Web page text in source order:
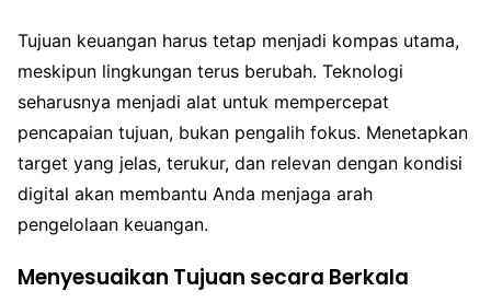
Tujuan keuangan harus tetap menjadi kompas utama,
meskipun lingkungan terus berubah. Teknologi
seharusnya menjadi alat untuk mempercepat
pencapaian tujuan, bukan pengalih fokus. Menetapkan
target yang jelas, terukur, dan relevan dengan kondisi
digital akan membantu Anda menjaga arah
pengelolaan keuangan.
Menyesuaikan Tujuan secara Berkala